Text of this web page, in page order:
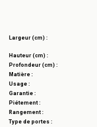
Largeur (cm) :
Hauteur (cm) :
Profondeur (cm) :
Matière :
Usage :
Garantie :
Piétement :
Rangement :
Type de portes :